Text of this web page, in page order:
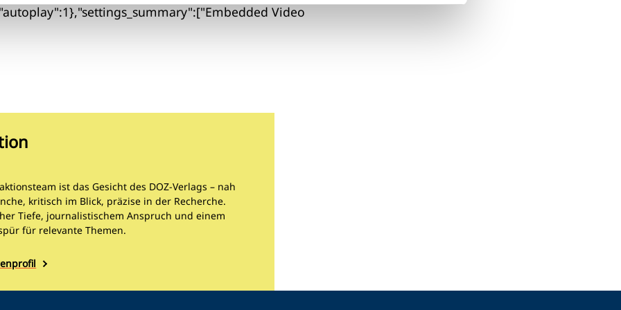
Video
ist das Gesicht des DOZ-Verlags – nah
kritisch im Blick, präzise in der Recherche.
Tiefe, journalistischem Anspruch und einem
für relevante Themen.